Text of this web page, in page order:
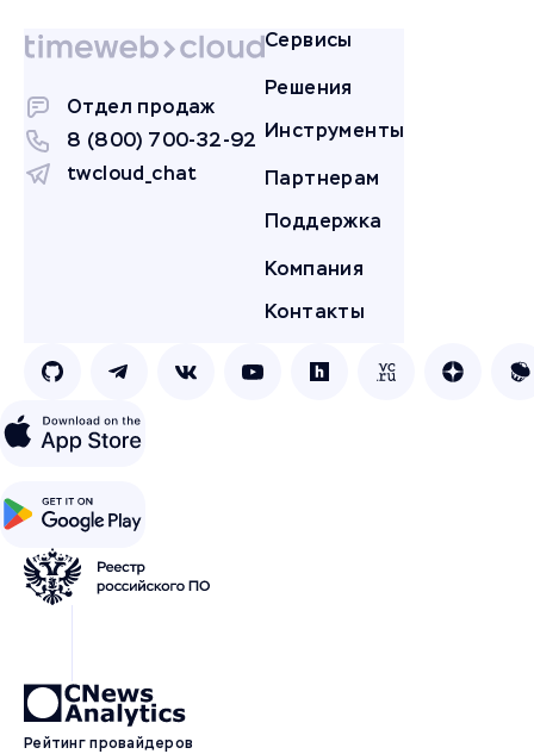
Отдел продаж
8 (800) 700-32-92
twcloud_chat
Сервисы
Решения
Инструменты
Партнерам
Поддержка
Компания
Контакты
Рейтинг провайдеров